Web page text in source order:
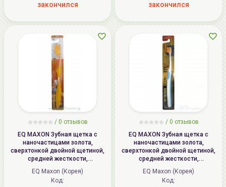
закончился закончился
/ 0 отзывов
EQ MAXON Зубная щетка c
наночастицами золота,
сверхтонкой двойной щетиной,
средней жесткости,
стандартная чистящая головка,
прямая ручка | Nano Gold
Toothbrush
EQ Maxon (Корея)
Код:
/ 0 отзывов
EQ MAXON Зубная щетка c
наночастицами золота,
сверхтонкой двойной щетиной,
средней жесткости,
суперкомпактная чистящая
головка | Nano Gold Toothbrush
EQ Maxon (Корея)
Код: